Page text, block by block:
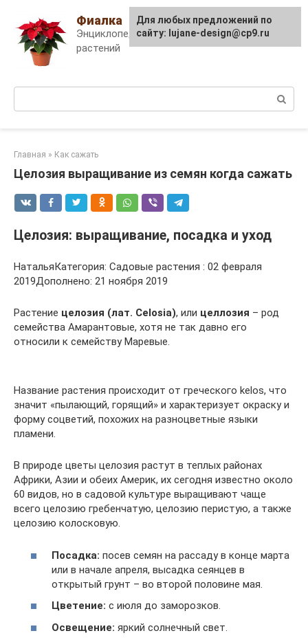
content
Фиалка
Энциклопедия комнатных
растений
Главная » Как сажать
Целозия выращивание из семян когда сажать
Целозия: выращивание, посадка и уход
НатальяКатегория: Садовые растения : 02 февраля
2019Дополнено: 21 ноября 2019
Растение целозия (лат. Celosia), или целлозия – род
семейства Амарантовые, хотя не так давно его
относили к семейству Маревые.
Название растения происходит от греческого kelos, что
значит «пылающий, горящий» и характеризует окраску и
форму соцветий, похожих на разноцветные языки
пламени.
В природе цветы целозия растут в теплых районах
Африки, Азии и обеих Америк, их сегодня известно около
60 видов, но в садовой культуре выращивают чаще
всего целозию гребенчатую, целозию перистую, а также
целозию колосковую.
Посадка: посев семян на рассаду в конце марта
или в начале апреля, высадка сеянцев в
открытый грунт – во второй половине мая.
Цветение: с июля до заморозков.
Освещение: яркий солнечный свет.
Для любых предложений по
сайту: lujane-design@cp9.ru